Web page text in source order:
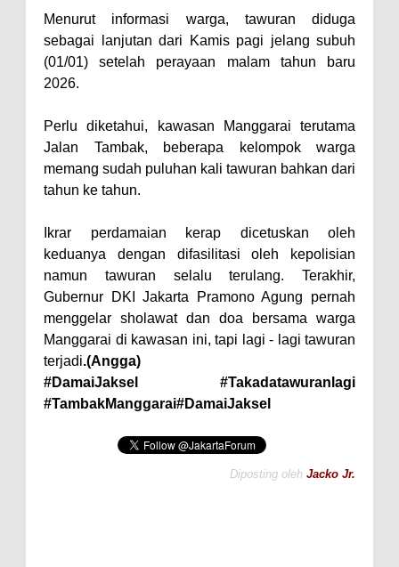
Menurut informasi warga, tawuran diduga
sebagai lanjutan dari Kamis pagi jelang subuh
(01/01) setelah perayaan malam tahun baru
2026.
Perlu diketahui, kawasan Manggarai terutama
Jalan Tambak, beberapa kelompok warga
memang sudah puluhan kali tawuran bahkan dari
tahun ke tahun.
Ikrar perdamaian kerap dicetuskan oleh
keduanya dengan difasilitasi oleh kepolisian
namun tawuran selalu terulang. Terakhir,
Gubernur DKI Jakarta Pramono Agung pernah
menggelar sholawat dan doa bersama warga
Manggarai di kawasan ini, tapi lagi - lagi tawuran
terjadi.(Angga)
#DamaiJaksel #Takadatawuranlagi
#TambakManggarai#DamaiJaksel
Diposting oleh Jacko Jr.